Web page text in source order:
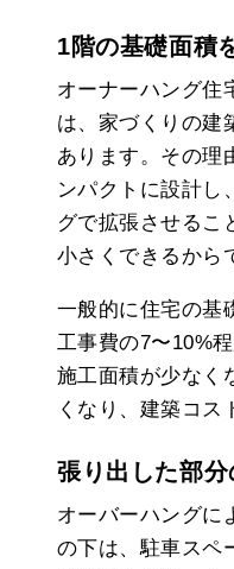
1階の基礎面積
オーナーハング住
は、家づくりの建
あります。その理
ンパクトに設計し
グで拡張させるこ
小さくできるから
一般的に住宅の基
工事費の7〜10%
施工面積が少なく
くなり、建築コス
張り出した部
オーバーハングに
の下は、駐車スペ